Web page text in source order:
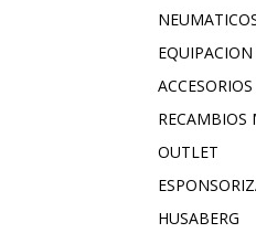
RECAMBIOS
OUTLET
HUSABERG